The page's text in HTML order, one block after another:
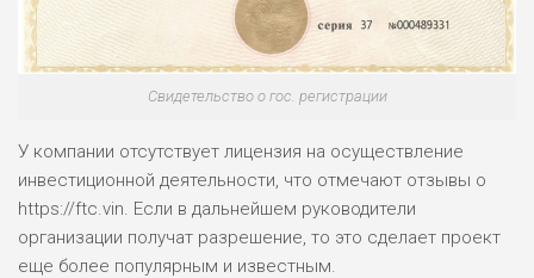
Свидетельство о гос. регистрации
У компании отсутствует лицензия на осуществление
инвестиционной деятельности, что отмечают отзывы о
https://ftc.vin. Если в дальнейшем руководители
организации получат разрешение, то это сделает проект
еще более популярным и известным.